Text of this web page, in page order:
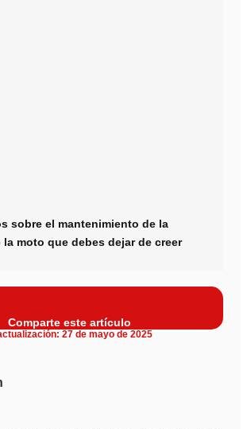
sobre el mantenimiento de la
la moto que debes dejar de creer
Comparte este artículo
27 de mayo de 2025